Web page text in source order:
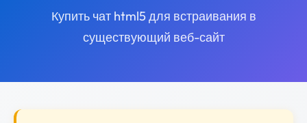
Купить чат html5 для встраивания в
существующий веб-сайт